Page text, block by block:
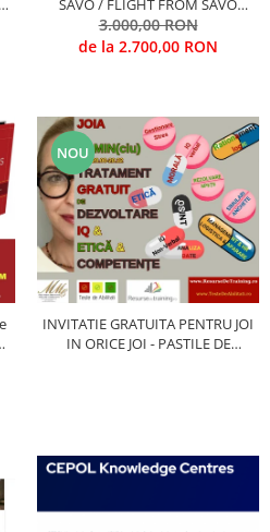
SAVO / FLIGHT FROM SAVO
(Antrenarea competentelor de
supervizare)
3.000,00 RON
de la 2.700,00 RON
NOU
INVITATIE GRATUITA PENTRU JOI
IN ORICE JOI - PASTILE DE